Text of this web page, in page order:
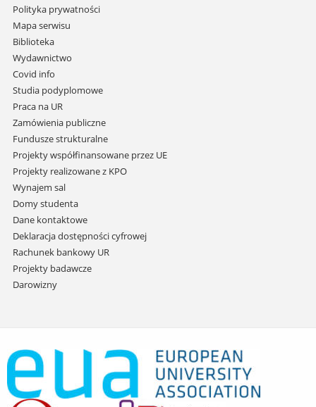
Pomiń
nawigację
i
przejdź
do
treści
Polityka prywatności
Mapa serwisu
Biblioteka
Wydawnictwo
Covid info
Studia podyplomowe
Praca na UR
Zamówienia publiczne
Fundusze strukturalne
Projekty współfinansowane przez UE
Projekty realizowane z KPO
Wynajem sal
Domy studenta
Dane kontaktowe
Deklaracja dostępności cyfrowej
Rachunek bankowy UR
Projekty badawcze
Darowizny